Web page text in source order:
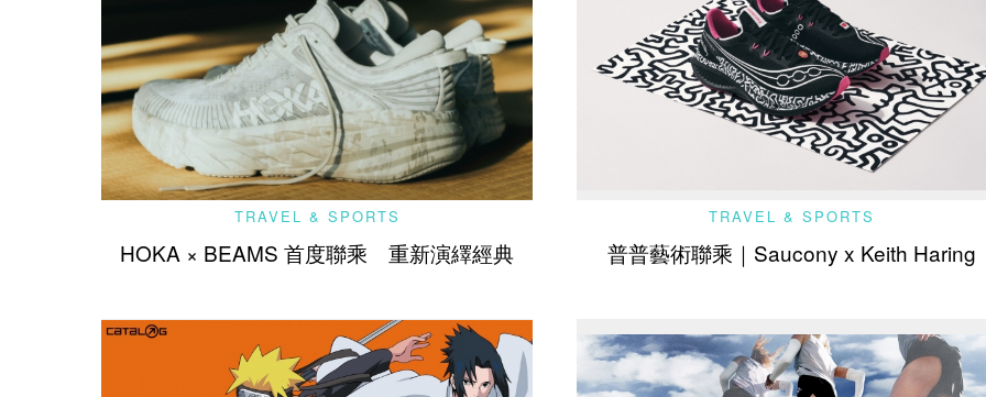
TRAVEL & SPORTS
HOKA × BEAMS 首度聯乘 重新演繹經典
TRAVEL & SPORTS
普普藝術聯乘｜Saucony x Keith Haring